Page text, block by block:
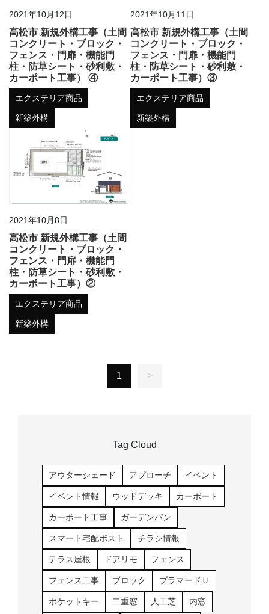
2021年10月12日
高松市 新規外構工事（土間
コンクリート・ブロック・
フェンス・門扉・機能門
柱・防草シート・砂利敷・
カーポート工事） ④
エクステリア商品
新築外構
2021年10月11日
高松市 新規外構工事（土間
コンクリート・ブロック・
フェンス・門扉・機能門
柱・防草シート・砂利敷・
カーポート工事）③
エクステリア商品
新築外構
2021年10月8日
高松市 新規外構工事（土間
コンクリート・ブロック・
フェンス・門扉・機能門
柱・防草シート・砂利敷・
カーポート工事）②
エクステリア商品
新築外構
1 >
Tag Cloud
アウターシェード アプローチ イベント
イベント情報 ウッドデッキ カーポート
カーポート工事 ガーデンパン
スマート宅配ポスト チラシ情報
テラス屋根 ドアリモ フェンス
フェンス工事 ブロック プラマードＵ
ポケットキー 二重窓 人工芝 内窓